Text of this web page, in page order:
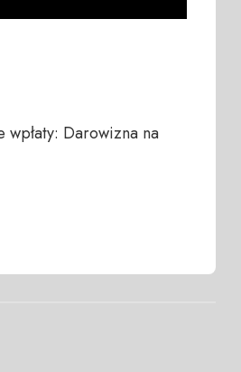
Darowizna na